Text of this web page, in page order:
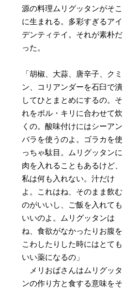
源の料理ムリグッタンがそこ
に生まれる。多彩すぎるアイ
デンティテイ。それが素朴だ
った。
「胡椒、大蒜、唐辛子、クミ
ン、コリアンダーを石臼で潰
してひとまとめにするの。そ
れをポル・キリに合わせて炊
くの。酸味付けにはシーアン
バラを使うのよ。ゴラカを使
っちゃ駄目。ムリグッタンに
肉を入れることもあるけど、
私は何も入れない。汁だけ
よ。これはね、そのまま飲む
のがいいし、ご飯を入れても
いいのよ。ムリグッタンは
ね、食欲がなかったりお腹を
こわしたりした時にはとても
いい薬になるの」
メリおばさんはムリグッタ
ンの作り方と食する意味をそ